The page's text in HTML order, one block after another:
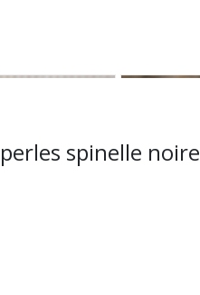
spinelle noire